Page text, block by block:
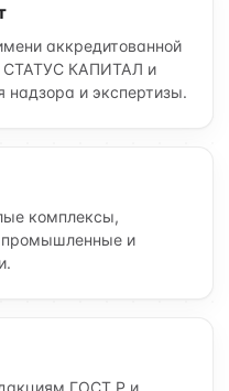
аккредитованной
СТАТУС КАПИТАЛ и
и экспертизы.
комплексы,
промышленные и
ГОСТ Р и